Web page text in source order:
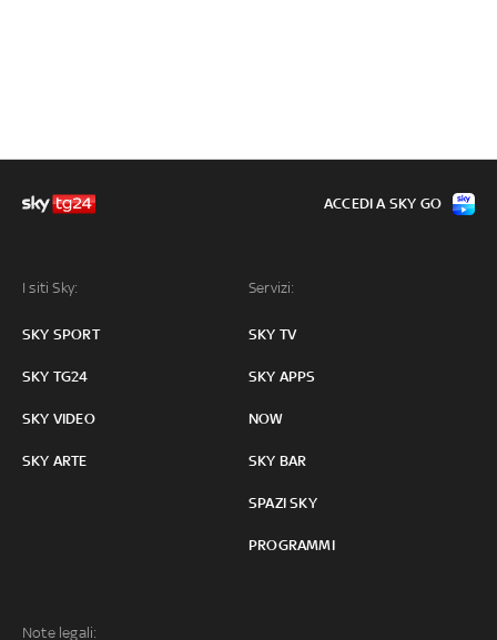
I siti Sky:
SKY SPORT
SKY TG24
SKY VIDEO
SKY ARTE
Servizi:
SKY TV
SKY APPS
NOW
SKY BAR
SPAZI SKY
PROGRAMMI
Note legali:
ACCEDI A SKY GO